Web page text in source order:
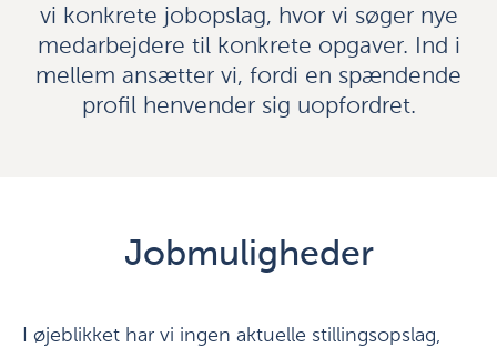
vi konkrete jobopslag, hvor vi søger nye
medarbejdere til konkrete opgaver. Ind i
mellem ansætter vi, fordi en spændende
profil henvender sig uopfordret.
Jobmuligheder
I øjeblikket har vi ingen aktuelle stillingsopslag,